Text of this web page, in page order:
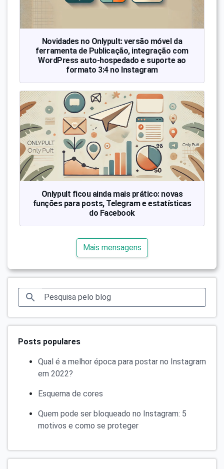
Novidades no Onlypult: versão móvel da
ferramenta de Publicação, integração com
WordPress auto-hospedado e suporte ao
formato 3:4 no Instagram
Onlypult ficou ainda mais prático: novas
funções para posts, Telegram e estatísticas
do Facebook
Mais mensagens
Posts populares
Qual é a melhor época para postar no Instagram
em 2022?
Esquema de cores
Quem pode ser bloqueado no Instagram: 5
motivos e como se proteger